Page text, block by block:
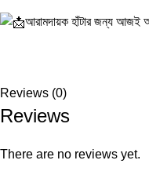
আরামদায়ক হাঁটার জন্য আজই
Reviews (0)
Reviews
There are no reviews yet.